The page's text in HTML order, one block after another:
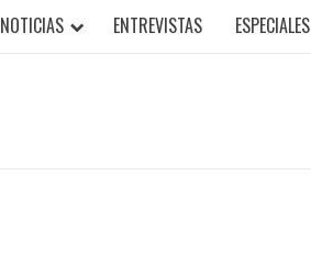
NOTICIAS ENTREVISTAS ESPECIALES